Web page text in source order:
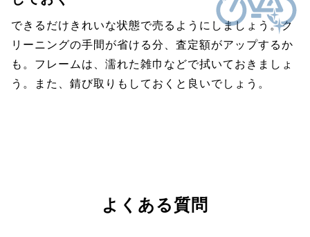
できるだけきれいな状態で売るようにしましょう。ク
リーニングの手間が省ける分、査定額がアップするか
も。フレームは、濡れた雑巾などで拭いておきましょ
う。また、錆び取りもしておくと良いでしょう。
よくある質問